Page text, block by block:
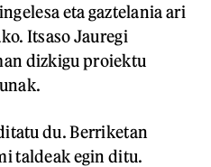
eta gaztelania ari
Itsaso Jauregi
dizkigu proiektu
du. Berriketan
taldeak egin ditu.